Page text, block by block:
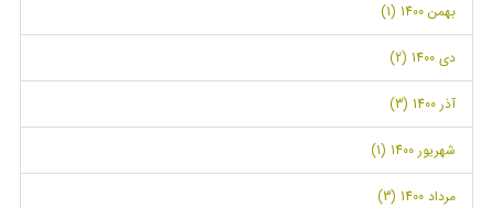
بهمن 1400 (1)
دی 1400 (2)
آذر 1400 (3)
شهریور 1400 (1)
مرداد 1400 (3)